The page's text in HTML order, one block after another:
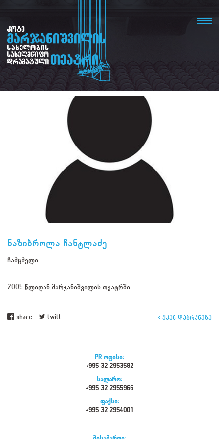
ნაზიბროლა ჩანტლაძე
ჩამცმელი
2005 წლიდან მარჯანიშვილის თეატრში
share twitt უკან დაბრუნება
PR ოფისი:
+995 32 2953582
სალარო:
+995 32 2955966
ფაქსი:
+995 32 2954001